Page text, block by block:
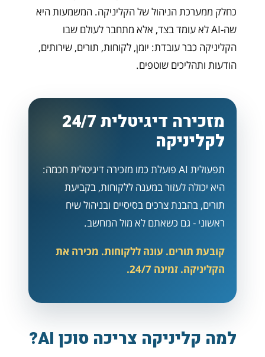
כחלק ממערכת הניהול של הקליניקה. המשמעות היא
שה-AI לא עומד בצד, אלא מתחבר לעולם שבו
הקליניקה כבר עובדת: יומן, לקוחות, תורים, שירותים,
הודעות ותהליכים שוטפים.
מזכירה דיגיטלית 24/7
לקליניקה
תפעולית AI פועלת כמו מזכירה דיגיטלית חכמה:
היא יכולה לעזור במענה ללקוחות, בקביעת
תורים, בהבנת צרכים בסיסיים ובניהול שיח
ראשוני - גם כשאתם לא מול המחשב.
קובעת תורים. עונה ללקוחות. מכירה את
הקליניקה. זמינה 24/7.
למה קליניקה צריכה סוכן AI?